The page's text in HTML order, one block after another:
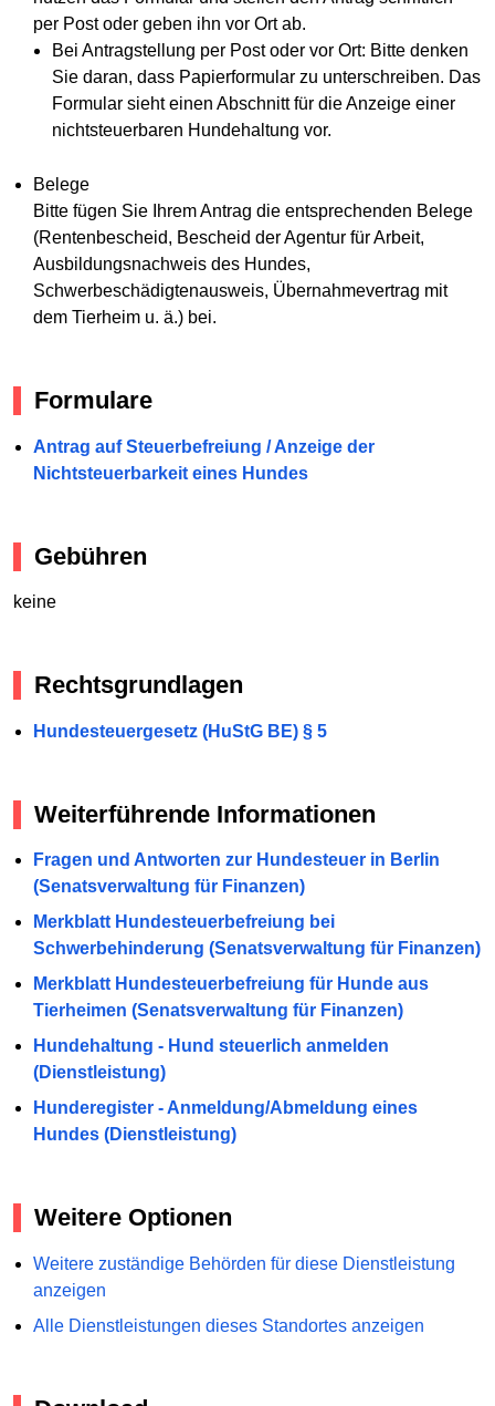
per Post oder geben ihn vor Ort ab.
Bei Antragstellung per Post oder vor Ort: Bitte denken
Sie daran, dass Papierformular zu unterschreiben. Das
Formular sieht einen Abschnitt für die Anzeige einer
nichtsteuerbaren Hundehaltung vor.
Belege
Bitte fügen Sie Ihrem Antrag die entsprechenden Belege
(Rentenbescheid, Bescheid der Agentur für Arbeit,
Ausbildungsnachweis des Hundes,
Schwerbeschädigtenausweis, Übernahmevertrag mit
dem Tierheim u. ä.) bei.
Formulare
Antrag auf Steuerbefreiung / Anzeige der
Nichtsteuerbarkeit eines Hundes
Gebühren
keine
Rechtsgrundlagen
Hundesteuergesetz (HuStG BE) § 5
Weiterführende Informationen
Fragen und Antworten zur Hundesteuer in Berlin
(Senatsverwaltung für Finanzen)
Merkblatt Hundesteuerbefreiung bei
Schwerbehinderung (Senatsverwaltung für Finanzen)
Merkblatt Hundesteuerbefreiung für Hunde aus
Tierheimen (Senatsverwaltung für Finanzen)
Hundehaltung - Hund steuerlich anmelden
(Dienstleistung)
Hunderegister - Anmeldung/Abmeldung eines
Hundes (Dienstleistung)
Weitere Optionen
Weitere zuständige Behörden für diese Dienstleistung
anzeigen
Alle Dienstleistungen dieses Standortes anzeigen